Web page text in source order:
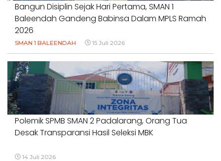
Bangun Disiplin Sejak Hari Pertama, SMAN 1
Baleendah Gandeng Babinsa Dalam MPLS Ramah
2026
SMAN 1 BALEENDAH 15 Juli 2026
Polemik SPMB SMAN 2 Padalarang, Orang Tua
Desak Transparansi Hasil Seleksi MBK
14 Juli 2026